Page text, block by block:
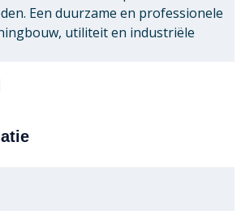
Een duurzame en professionele
utiliteit en industriële